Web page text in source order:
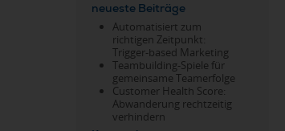
neueste Beiträge
Automatisiert zum
richtigen Zeitpunkt:
Trigger-based Marketing
Teambuilding-Spiele für
gemeinsame Teamerfolge
Customer Health Score:
Abwanderung rechtzeitig
verhindern